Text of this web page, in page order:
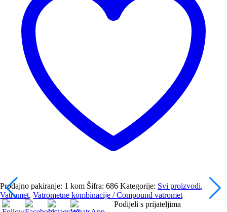
Prodajno pakiranje: 1 kom Šifra: 686 Kategorije: Svi proizvodi,
Vatromet, Vatrometne kombinacije / Compound vatromet
Podijeli s prijateljima